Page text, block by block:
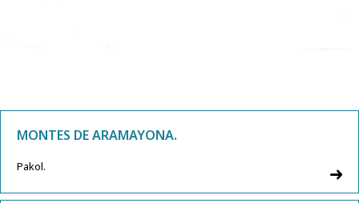
MONTES DE ARAMAYONA.
Pakol.